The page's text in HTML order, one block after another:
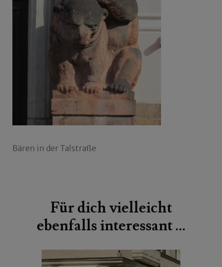
Bären in der Talstraße
Für dich vielleicht
ebenfalls interessant …